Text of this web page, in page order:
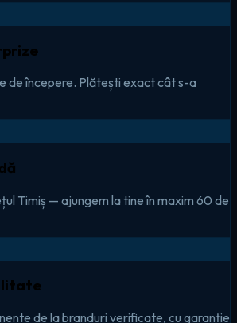
de începere. Plătești exact cât s-a
Timiș — ajungem la tine în maxim 60 de
de la branduri verificate, cu garanție